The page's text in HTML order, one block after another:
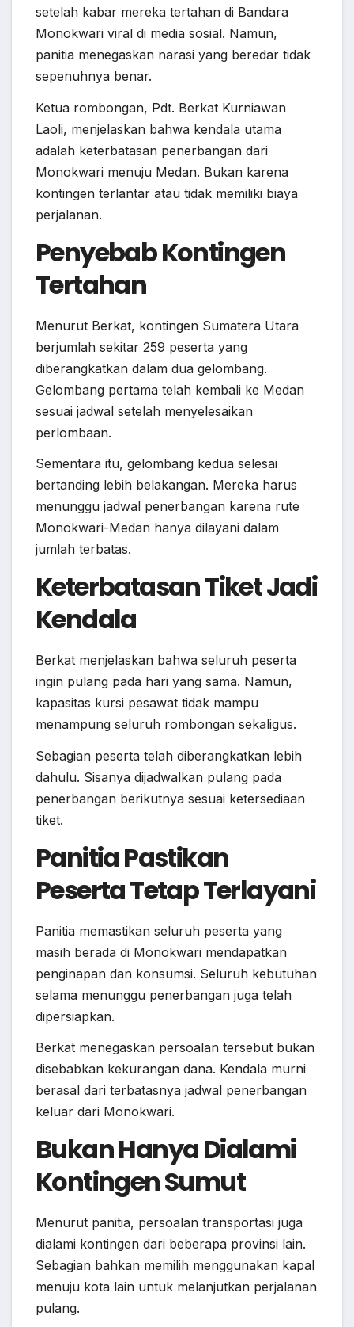
setelah kabar mereka tertahan di Bandara
Monokwari viral di media sosial. Namun,
panitia menegaskan narasi yang beredar tidak
sepenuhnya benar.
Ketua rombongan, Pdt. Berkat Kurniawan
Laoli, menjelaskan bahwa kendala utama
adalah keterbatasan penerbangan dari
Monokwari menuju Medan. Bukan karena
kontingen terlantar atau tidak memiliki biaya
perjalanan.
Penyebab Kontingen
Tertahan
Menurut Berkat, kontingen Sumatera Utara
berjumlah sekitar 259 peserta yang
diberangkatkan dalam dua gelombang.
Gelombang pertama telah kembali ke Medan
sesuai jadwal setelah menyelesaikan
perlombaan.
Sementara itu, gelombang kedua selesai
bertanding lebih belakangan. Mereka harus
menunggu jadwal penerbangan karena rute
Monokwari-Medan hanya dilayani dalam
jumlah terbatas.
Keterbatasan Tiket Jadi
Kendala
Berkat menjelaskan bahwa seluruh peserta
ingin pulang pada hari yang sama. Namun,
kapasitas kursi pesawat tidak mampu
menampung seluruh rombongan sekaligus.
Sebagian peserta telah diberangkatkan lebih
dahulu. Sisanya dijadwalkan pulang pada
penerbangan berikutnya sesuai ketersediaan
tiket.
Panitia Pastikan
Peserta Tetap Terlayani
Panitia memastikan seluruh peserta yang
masih berada di Monokwari mendapatkan
penginapan dan konsumsi. Seluruh kebutuhan
selama menunggu penerbangan juga telah
dipersiapkan.
Berkat menegaskan persoalan tersebut bukan
disebabkan kekurangan dana. Kendala murni
berasal dari terbatasnya jadwal penerbangan
keluar dari Monokwari.
Bukan Hanya Dialami
Kontingen Sumut
Menurut panitia, persoalan transportasi juga
dialami kontingen dari beberapa provinsi lain.
Sebagian bahkan memilih menggunakan kapal
menuju kota lain untuk melanjutkan perjalanan
pulang.